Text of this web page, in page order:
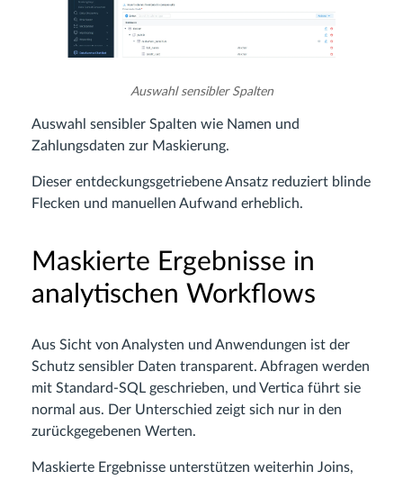
Auswahl sensibler Spalten
Auswahl sensibler Spalten wie Namen und
Zahlungsdaten zur Maskierung.
Dieser entdeckungsgetriebene Ansatz reduziert blinde
Flecken und manuellen Aufwand erheblich.
Maskierte Ergebnisse in
analytischen Workflows
Aus Sicht von Analysten und Anwendungen ist der
Schutz sensibler Daten transparent. Abfragen werden
mit Standard-SQL geschrieben, und Vertica führt sie
normal aus. Der Unterschied zeigt sich nur in den
zurückgegebenen Werten.
Maskierte Ergebnisse unterstützen weiterhin Joins,